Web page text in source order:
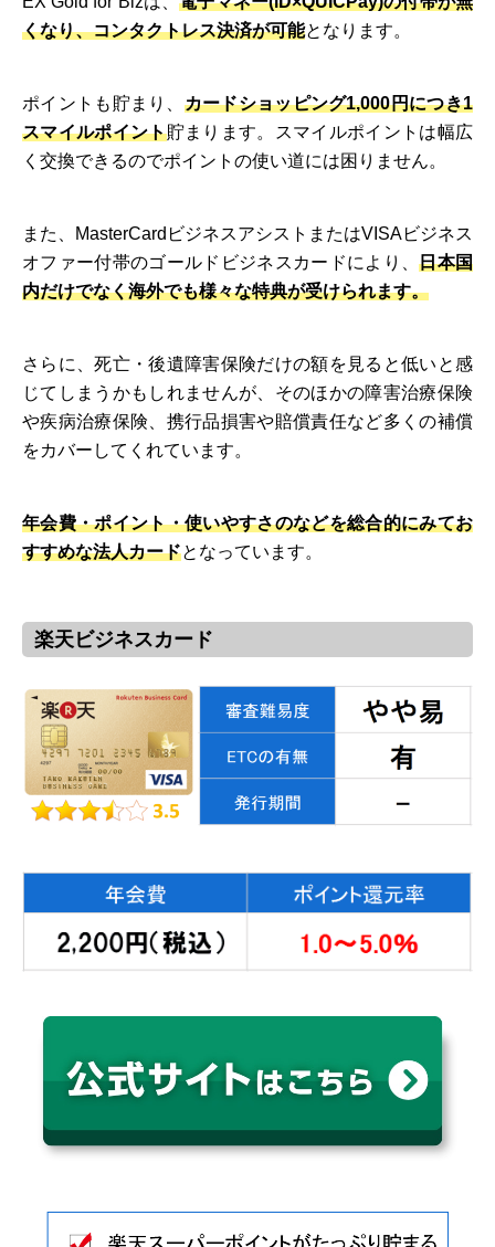
くなり、コンタクトレス決済が可能となります。
ポイントも貯まり、 カードショッピング1,000円につき1
スマイルポイント貯まります。スマイルポイントは幅広
く交換できるのでポイントの使い道には困りません。
また、MasterCardビジネスアシストまたはVISAビジネス
オファー付帯のゴールドビジネスカードにより、日本国
内だけでなく海外でも様々な特典が受けられます。
さらに、死亡・後遺障害保険だけの額を見ると低いと感
じてしまうかもしれませんが、そのほかの障害治療保険
や疾病治療保険、携行品損害や賠償責任など多くの補償
をカバーしてくれています。
年会費・ポイント・使いやすさのなどを総合的にみてお
すすめな法人カードとなっています。
楽天ビジネスカード